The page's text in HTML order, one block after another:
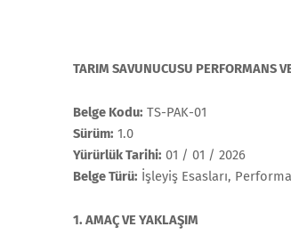
TARIM SAVUNUCUSU PERFORMANS
Belge Kodu: TS-PAK-01
Sürüm: 1.0
Yürürlük Tarihi: 01 / 01 / 2026
Belge Türü: İşleyiş Esasları,
1. AMAÇ VE YAKLAŞIM